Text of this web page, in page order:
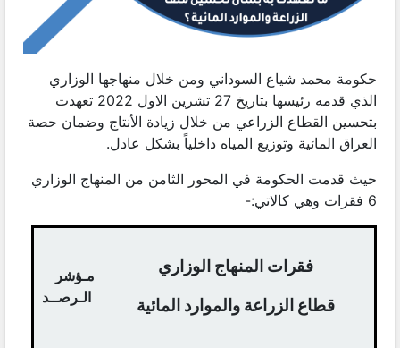
حكومة محمد شياع السوداني ومن خلال منهاجها الوزاري
الذي قدمه رئيسها بتاريخ 27 تشرين الاول 2022 تعهدت
بتحسين القطاع الزراعي من خلال زيادة الأنتاج وضمان حصة
العراق المائية وتوزيع المياه داخلياً بشكل عادل.
حيث قدمت الحكومة في المحور الثامن من المنهاج الوزاري
6 فقرات وهي كالاتي:-
فقرات المنهاج الوزاري
قطاع الزراعة والموارد المائية
مـؤشر
الـرصــد